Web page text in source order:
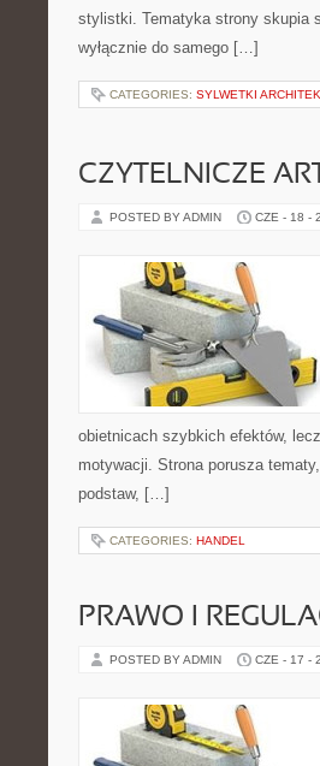
stylistki. Tematyka strony skupia
wyłącznie do samego […]
CATEGORIES: SYLWETKI
CZYTELNICZE
POSTED BY ADMIN CZE - 18 -
obietnicach szybkich efektów,
motywacji. Strona porusza
podstaw, […]
CATEGORIES: HANDEL
PRAWO I
POSTED BY ADMIN CZE - 17 -